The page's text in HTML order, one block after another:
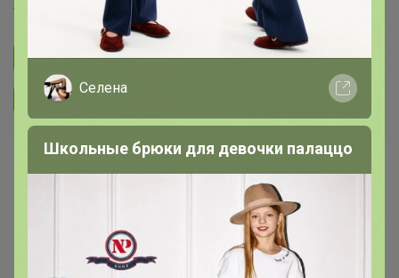
TanyaPK
Подписаться на закупку 287
Подписаться на организатора
В архиве
—
Селена
Школьные брюки для девочки палаццо